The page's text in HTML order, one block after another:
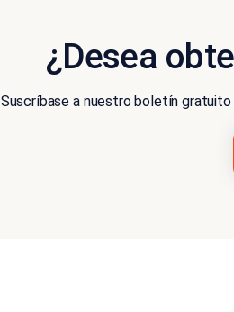
¿Desea
Suscríbase a nuestro boletín